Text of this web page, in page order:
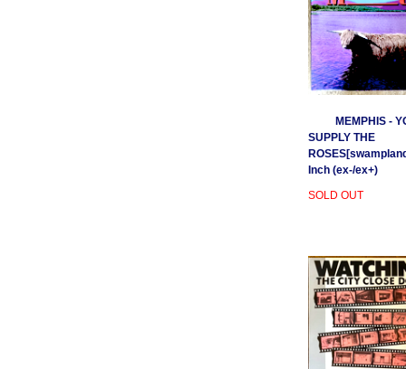
MEMPHIS -
SUPPLY THE
Inch (ex-/ex+)
SOLD OUT